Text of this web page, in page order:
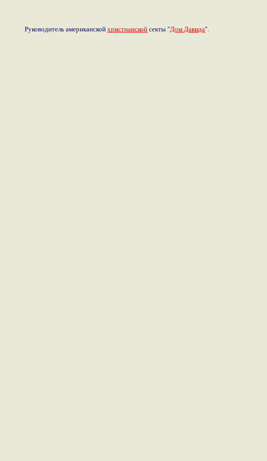
Руководитель американской христианской секты "Дом Давида".